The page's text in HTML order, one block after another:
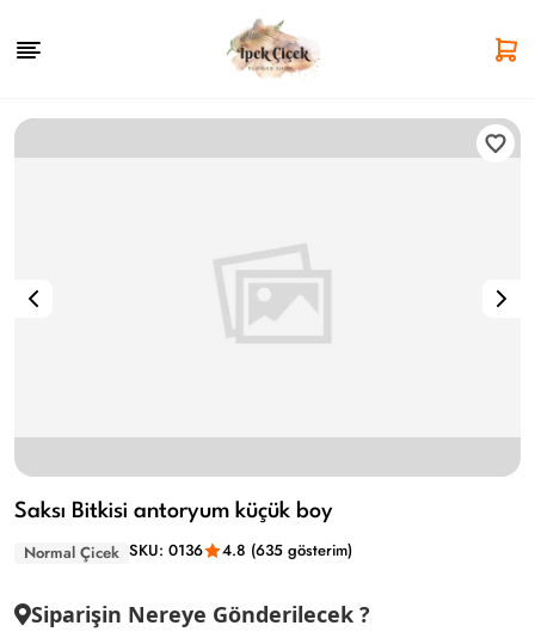
Saksı Bitkisi antoryum küçük boy
Normal Çicek SKU: 0136 4.8 (635 gösterim)
Siparişin Nereye Gönderilecek ?